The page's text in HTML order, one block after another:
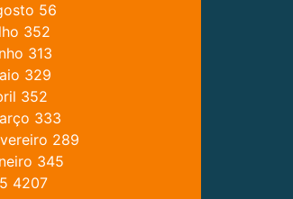
56
352
313
329
352
333
289
345
4207